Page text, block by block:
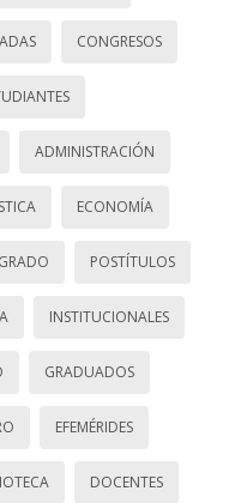
CONGRESOS
ADMINISTRACIÓN
ECONOMÍA
POSTÍTULOS
INSTITUCIONALES
GRADUADOS
EFEMÉRIDES
DOCENTES